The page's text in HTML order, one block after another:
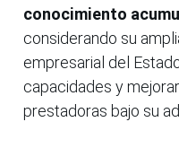
conocimiento
considerando su
empresarial del
capacidades y
prestadoras bajo su